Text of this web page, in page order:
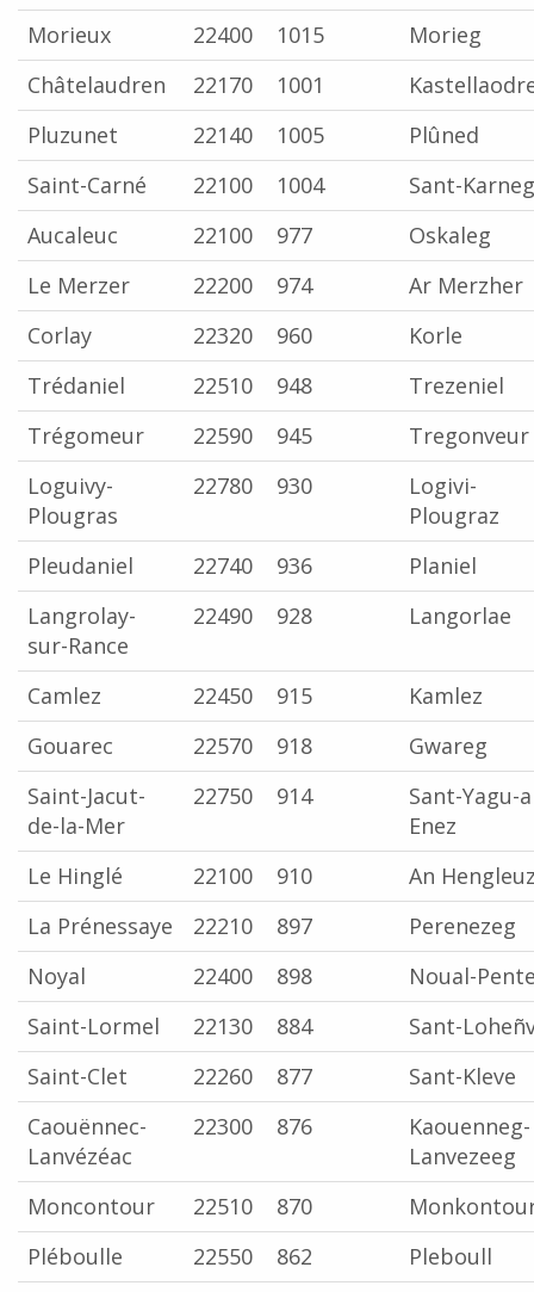
Morieux
22400 1015
Morieg
Châtelaudren
22170 1001
Pluzunet
22140 1005
Plûned
Saint-Carné
22100 1004
Sant-Karneg
Aucaleuc
22100 977
Oskaleg
Le Merzer
22200 974
Ar Merzher
Corlay
22320 960
Korle
Trédaniel
22510 948
Trezeniel
Trégomeur
22590 945
Tregonveur
Loguivy-
Plougras
22780 930
Logivi-
Plougraz
Pleudaniel
22740 936
Planiel
Langrolay-
sur-Rance
22490 928 Langorlae
Camlez 22450 915
Kamlez
Gouarec
22570 918
Gwareg
Saint-Jacut-
de-la-Mer
22750 914
Sant-Yagu-
Enez
Le Hinglé
22100 910
An
La Prénessaye
22210 897
Perenezeg
Noyal
22400 898
Noual-
Saint-Lormel
22130 884
Sant-
Saint-Clet
22260 877
Sant-Kleve
Caouënnec-
Lanvézéac
22300 876
Kaouenneg-
Lanvezeeg
Moncontour
22510 870
Pléboulle
22550 862 Pleboull